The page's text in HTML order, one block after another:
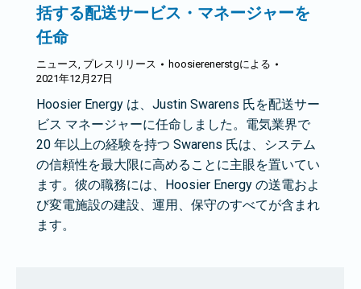
括する配送サービス・マネージャーを
任命
ニュース, プレスリリース hoosierenerstgによる
2021年12月27日
Hoosier Energy は、Justin Swarens 氏を配送サー
ビス マネージャーに任命しました。電気業界で
20 年以上の経験を持つ Swarens 氏は、システム
の信頼性を最大限に高めることに主眼を置いてい
ます。彼の職務には、Hoosier Energy の送電およ
び変電施設の建設、運用、保守のすべてが含まれ
ます。